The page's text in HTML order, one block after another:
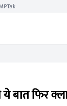
ये बात फिर